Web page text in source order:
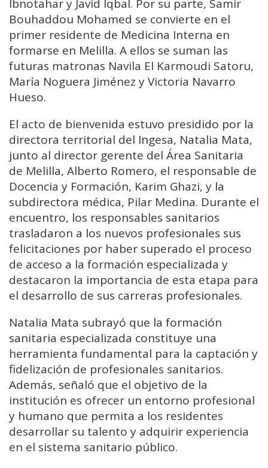
Ibnotahar y Javid Iqbal. Por su parte, Samir
Bouhaddou Mohamed se convierte en el
primer residente de Medicina Interna en
formarse en Melilla. A ellos se suman las
futuras matronas Navila El Karmoudi Satoru,
María Noguera Jiménez y Victoria Navarro
Hueso.
El acto de bienvenida estuvo presidido por la
directora territorial del Ingesa, Natalia Mata,
junto al director gerente del Área Sanitaria
de Melilla, Alberto Romero, el responsable de
Docencia y Formación, Karim Ghazi, y la
subdirectora médica, Pilar Medina. Durante el
encuentro, los responsables sanitarios
trasladaron a los nuevos profesionales sus
felicitaciones por haber superado el proceso
de acceso a la formación especializada y
destacaron la importancia de esta etapa para
el desarrollo de sus carreras profesionales.
Natalia Mata subrayó que la formación
sanitaria especializada constituye una
herramienta fundamental para la captación y
fidelización de profesionales sanitarios.
Además, señaló que el objetivo de la
institución es ofrecer un entorno profesional
y humano que permita a los residentes
desarrollar su talento y adquirir experiencia
en el sistema sanitario público.